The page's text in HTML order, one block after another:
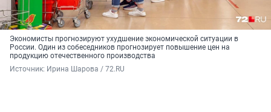
Экономисты прогнозируют ухудшение экономической ситуации в
России. Один из собеседников прогнозирует повышение цен на
продукцию отечественного производства
Источник: Ирина Шарова / 72.RU